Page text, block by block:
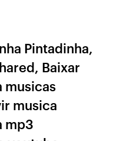
Pintadinha,
Baixar
musicas
musica
mp3